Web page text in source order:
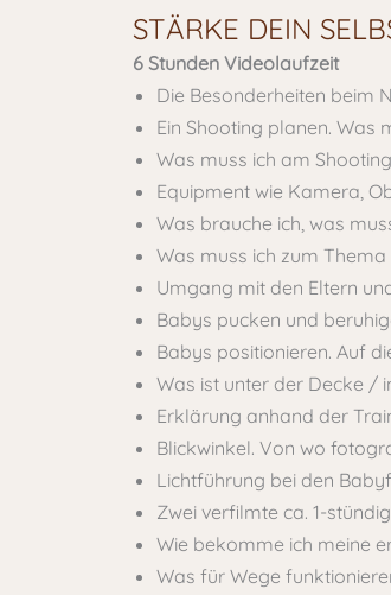
STÄRKE DEIN
6 Stunden Videolaufzeit
Die Besonderheiten beim
Ein Shooting planen. Was
Was muss ich am
Equipment wie Kamera,
Was brauche ich, was
Was muss ich zum
Umgang mit den Eltern
Babys pucken und
Babys positionieren. Auf
Was ist unter der Decke /
Erklärung anhand der
Blickwinkel. Von wo
Lichtführung bei den
Zwei verfilmte ca. 1-
Wie bekomme ich meine
Was für Wege